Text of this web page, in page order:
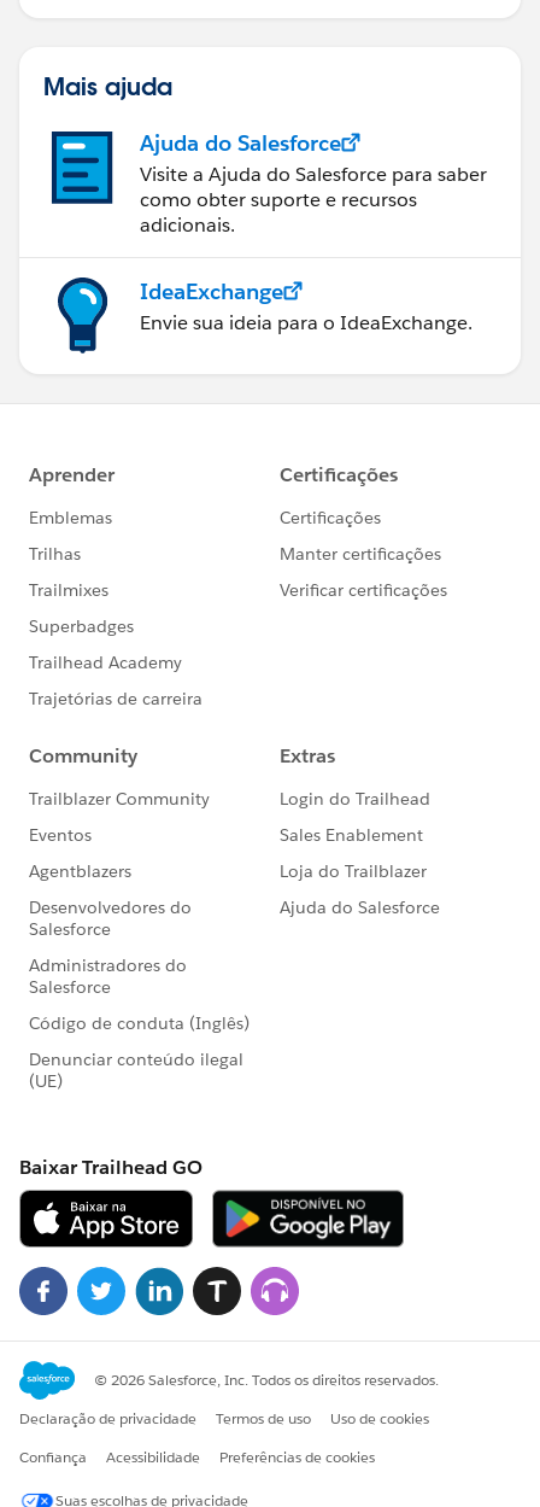
Mais ajuda
Ajuda do Salesforce
Visite a Ajuda do Salesforce para saber
como obter suporte e recursos
adicionais.
IdeaExchange
Envie sua ideia para o IdeaExchange.